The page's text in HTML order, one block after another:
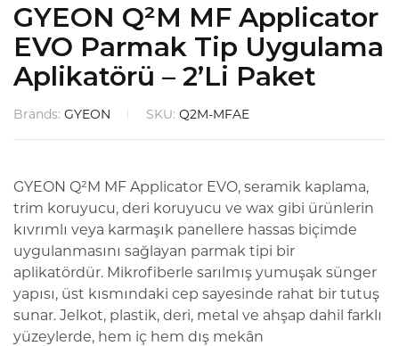
GYEON Q²M MF Applicator
EVO Parmak Tip Uygulama
Aplikatörü – 2’li Paket
Brands: GYEON SKU: Q2M-MFAE
GYEON Q²M MF Applicator EVO, seramik kaplama,
trim koruyucu, deri koruyucu ve wax gibi ürünlerin
kıvrımlı veya karmaşık panellere hassas biçimde
uygulanmasını sağlayan parmak tipi bir
aplikatördür. Mikrofiberle sarılmış yumuşak sünger
yapısı, üst kısmındaki cep sayesinde rahat bir tutuş
sunar. Jelkot, plastik, deri, metal ve ahşap dahil farklı
yüzeylerde, hem iç hem dış mekân